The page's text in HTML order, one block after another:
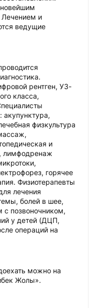
Лечением и
ведущие
рентген, УЗ-
класса,
акупунктура,
физкультура
и
лимфодренаж
горячее
Физиотерапевты
лечения
болей в шее,
с позвоночником,
у детей (ДЦП,
операций на
можно на
Жолы».